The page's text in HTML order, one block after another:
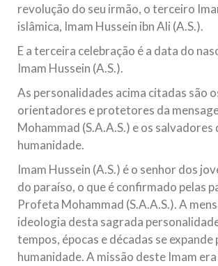
revolução do seu irmão, o terceiro
islâmica, Imam Hussein ibn Ali (A.S.).
E a terceira celebração é a data do
Imam Hussein (A.S.).
As personalidades acima citadas são
orientadores e protetores da
Mohammad (S.A.A.S.) e os salvadores
humanidade.
Imam Hussein (A.S.) é o senhor dos
do paraíso, o que é confirmado pelas
Profeta Mohammad (S.A.A.S.). A
ideologia desta sagrada
tempos, épocas e décadas se expande
humanidade. A missão deste Imam